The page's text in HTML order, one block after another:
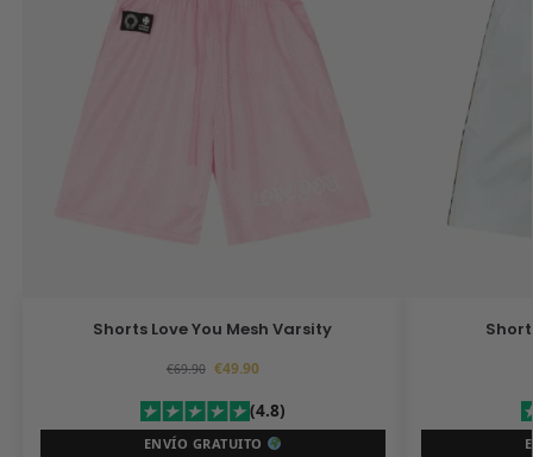
Shorts Love You Mesh Varsity
€69.90 €49.90
(4.8)
ENVÍO GRATUITO